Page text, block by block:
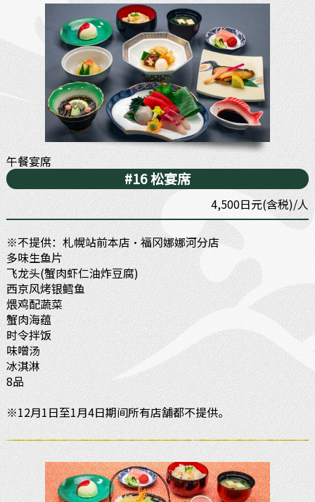
午餐宴席
#16 松宴席
4,500日元(含税)/人
※不提供：札幌站前本店・福冈娜娜河分店
多味生鱼片
飞龙头(蟹肉虾仁油炸豆腐)
西京风烤银鳕鱼
煨鸡配蔬菜
蟹肉海蕴
时令拌饭
味噌汤
冰淇淋
8品
※12月1日至1月4日期间所有店舗都不提供。